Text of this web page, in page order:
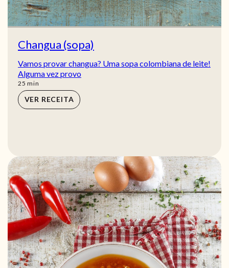
Changua (sopa)
Vamos provar changua? Uma sopa colombiana de leite!
Alguma vez provo
25 min
min
VER RECEITA